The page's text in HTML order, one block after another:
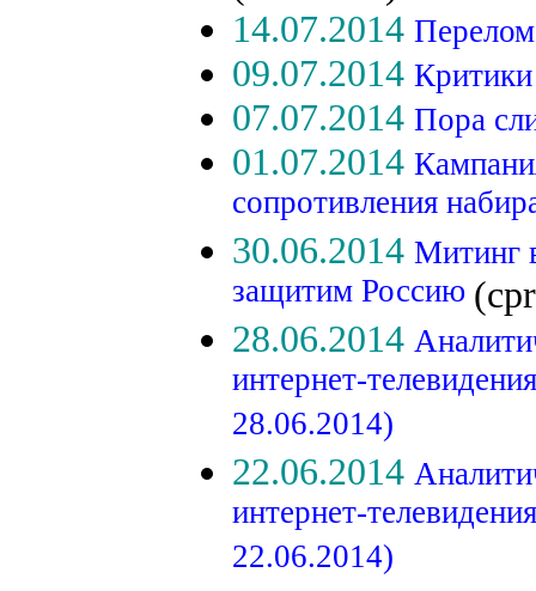
14.07.2014
09.07.2014
07.07.2014 Пора
01.07.2014
сопротивления
30.06.2014 Митинг
защитим Россию
28.06.2014
интернет-
28.06.2014)
22.06.2014
интернет-
22.06.2014)